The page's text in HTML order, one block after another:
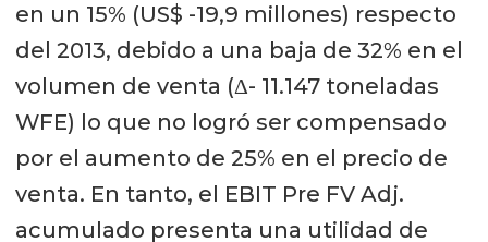
en un 15% (US$ -19,9 millones) respecto
del 2013, debido a una baja de 32% en el
volumen de venta (Δ- 11.147 toneladas
WFE) lo que no logró ser compensado
por el aumento de 25% en el precio de
venta. En tanto, el EBIT Pre FV Adj.
acumulado presenta una utilidad de